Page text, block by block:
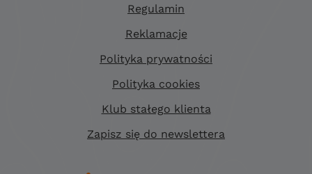
Regulamin
Reklamacje
Polityka prywatności
Polityka cookies
Klub stałego klienta
Zapisz się do newslettera